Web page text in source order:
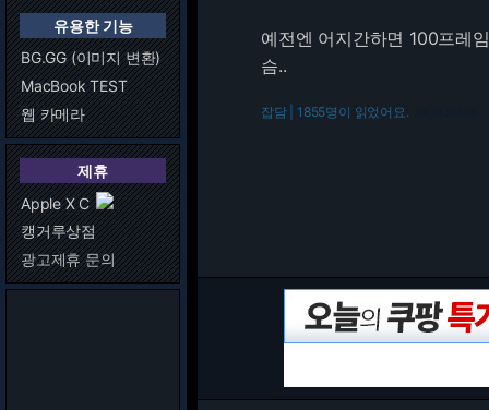
유용한 기능
BG.GG (이미지 변환)
MacBook TEST
웹 카메라
제휴
Apple X C
캥거루상점
광고제휴 문의
예전엔 어지간하면 100프레
슴..
잡담 | 1855명이 읽었어요.